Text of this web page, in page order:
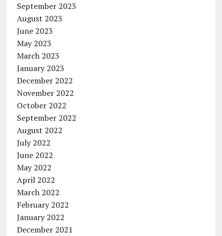
September 2023
August 2023
June 2023
May 2023
March 2023
January 2023
December 2022
November 2022
October 2022
September 2022
August 2022
July 2022
June 2022
May 2022
April 2022
March 2022
February 2022
January 2022
December 2021